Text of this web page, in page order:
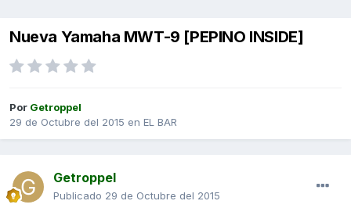
Nueva Yamaha MWT-9 [PEPINO INSIDE]
Por Getroppel
29 de Octubre del 2015 en EL BAR
Getroppel
Publicado 29 de Octubre del 2015